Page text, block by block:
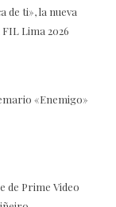
de ti», la nueva
Lima 2026
«Enemigo»
de Prime Video